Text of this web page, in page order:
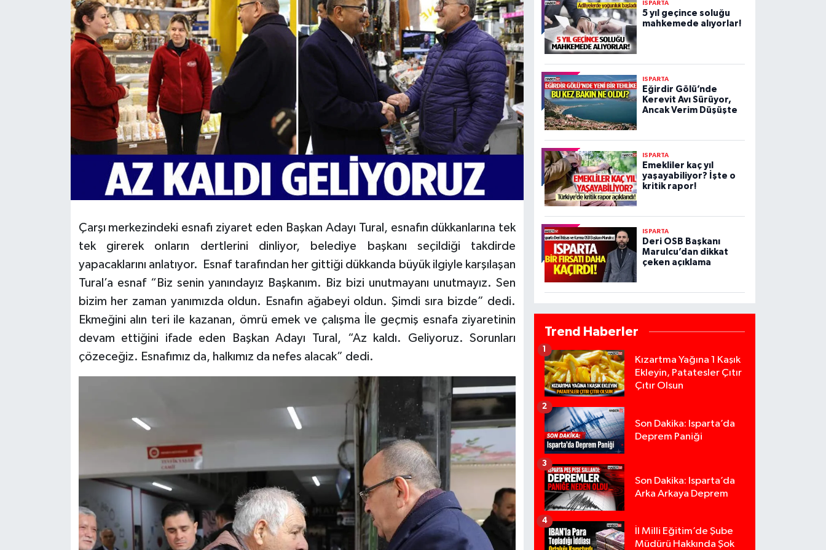
Çarşı merkezindeki esnafı ziyaret eden Başkan Adayı Tural, esnafın dükkanlarına tek
tek girerek onların dertlerini dinliyor, belediye başkanı seçildiği takdirde
yapacaklarını anlatıyor. Esnaf tarafından her gittiği dükkanda büyük ilgiyle karşılaşan
Tural’a esnaf “Biz senin yanındayız Başkanım. Biz bizi unutmayanı unutmayız. Sen
bizim her zaman yanımızda oldun. Esnafın ağabeyi oldun. Şimdi sıra bizde” dedi.
Ekmeğini alın teri ile kazanan, ömrü emek ve çalışma İle geçmiş esnafa ziyaretinin
devam ettiğini ifade eden Başkan Adayı Tural, “Az kaldı. Geliyoruz. Sorunları
çözeceğiz. Esnafımız da, halkımız da nefes alacak” dedi.
ISPARTA
5 yıl geçince soluğu
mahkemede alıyorlar!
ISPARTA
Eğirdir Gölü’nde
Kerevit Avı Sürüyor,
Ancak Verim Düşüşte
ISPARTA
Emekliler kaç yıl
yaşayabiliyor? İşte o
kritik rapor!
ISPARTA
Deri OSB Başkanı
Marulcu’dan dikkat
çeken açıklama
Trend Haberler
Kızartma Yağına 1 Kaşık
Ekleyin, Patatesler Çıtır
Çıtır Olsun
1
Son Dakika: Isparta’da
Deprem Paniği
2
Son Dakika: Isparta’da
Arka Arkaya Deprem
3
İl Milli Eğitim’de Şube
Müdürü Hakkında Şok
4
HABERDE İNSAN
KÜLTÜR SANAT
MAGAZİN
Tarihi Yapılarımız
Teknoloji